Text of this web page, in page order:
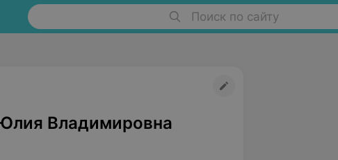
Поиск по сайту
Владимировна